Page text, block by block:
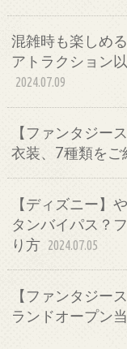
混雑時も楽しめ
アトラクション
2024.07.09
【ファンタジー
衣装、7種類をご
【ディズニー】
タンバイパス？
り方 2024.07.05
【ファンタジー
ランドオープン